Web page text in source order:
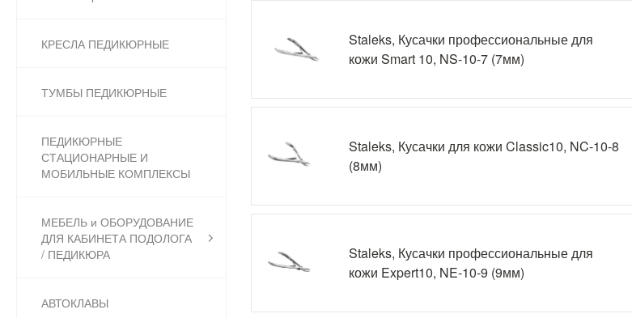
КРЕСЛА ПЕДИКЮРНЫЕ
ТУМБЫ ПЕДИКЮРНЫЕ
ПЕДИКЮРНЫЕ
СТАЦИОНАРНЫЕ И
МОБИЛЬНЫЕ КОМПЛЕКСЫ
МЕБЕЛЬ и ОБОРУДОВАНИЕ
ДЛЯ КАБИНЕТА ПОДОЛОГА
/ ПЕДИКЮРА
АВТОКЛАВЫ
Staleks, Кусачки профессиональные для
кожи Smart 10, NS-10-7 (7мм)
Staleks, Кусачки для кожи Classic10, NC-10-8
(8мм)
Staleks, Кусачки профессиональные для
кожи Expert10, NE-10-9 (9мм)